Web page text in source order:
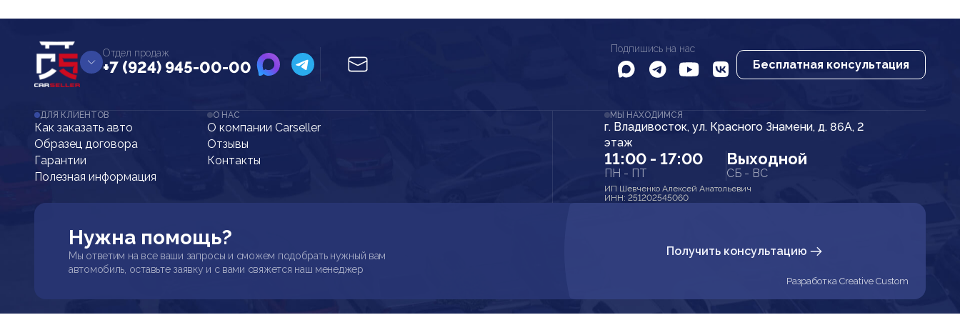
Отдел продаж
+7 (924) 945-00-00
Подпишись на нас
Бесплатная консультация
ДЛЯ КЛИЕНТОВ
Как заказать авто
Образец договора
Гарантии
Полезная информация
О НАС
О компании Carseller
Отзывы
Контакты
МЫ НАХОДИМСЯ
г. Владивосток, ул. Красного Знамени, д. 86А, 2
этаж
11:00 - 17:00
ПН - ПТ
Выходной
СБ - ВС
ИП Шевченко Алексей Анатольевич
ИНН: 251202545060
Нужна помощь?
Мы ответим на все ваши запросы и сможем подобрать нужный вам
автомобиль, оставьте заявку и с вами свяжется наш менеджер
Получить консультацию
Разработка Creative Custom